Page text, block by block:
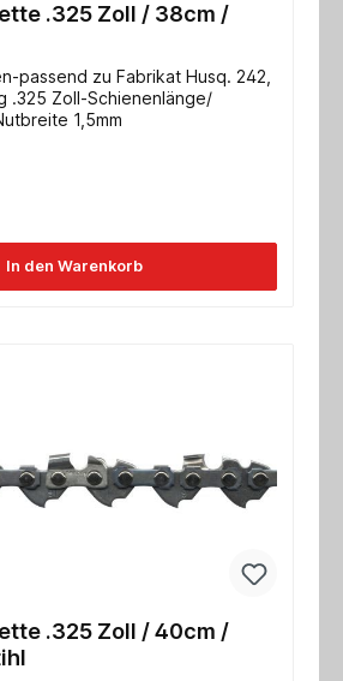
.325 Zoll / 38cm /
passend zu Fabrikat Husq. 242,
.325 Zoll-Schienenlänge/
1,5mm
In den Warenkorb
.325 Zoll / 40cm /